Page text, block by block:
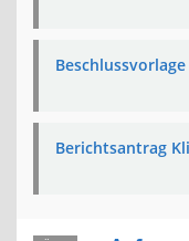
Beschlussvorlage
Berichtsantrag